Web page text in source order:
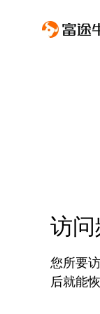
访
您所要
后就能